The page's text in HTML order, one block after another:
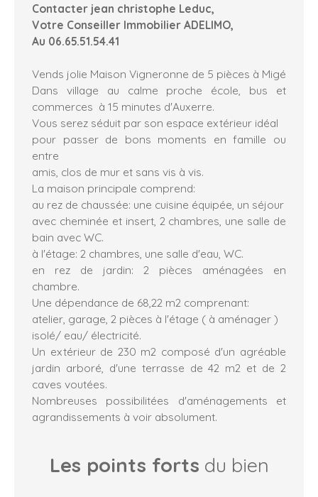
Contacter jean christophe Leduc,
Votre Conseiller Immobilier ADELIMO,
Au 06.65.51.54.41
Vends jolie Maison Vigneronne de 5 pièces à Migé
Dans village au calme proche école, bus et
commerces à 15 minutes d'Auxerre.
Vous serez séduit par son espace extérieur idéal
pour passer de bons moments en famille ou
entre
amis, clos de mur et sans vis à vis.
La maison principale comprend:
au rez de chaussée: une cuisine équipée, un séjour
avec cheminée et insert, 2 chambres, une salle de
bain avec WC.
à l'étage: 2 chambres, une salle d'eau, WC.
en rez de jardin: 2 pièces aménagées en
chambre.
Une dépendance de 68,22 m2 comprenant:
atelier, garage, 2 pièces à l'étage ( à aménager )
isolé/ eau/ électricité.
Un extérieur de 230 m2 composé d'un agréable
jardin arboré, d'une terrasse de 42 m2 et de 2
caves voutées.
Nombreuses possibilitées d'aménagements et
agrandissements à voir absolument.
Les points forts du bien